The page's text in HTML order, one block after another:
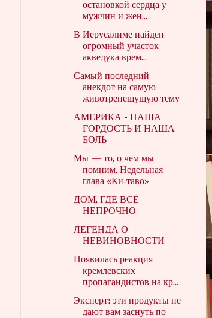
остановкой сердца у
мужчин и жен...
В Иерусалиме найден
огромный участок
акведука врем...
Самый последний
анекдот на самую
животрепещущую тему
АМЕРИКА - НАША
ГОРДОСТЬ И НАША
БОЛЬ
Мы — то, о чем мы
помним. Недельная
глава «Ки‑таво»
ДОМ, ГДЕ ВСЁ
НЕПРОЧНО
ЛЕГЕНДА О
НЕВИНОВНОСТИ
Появилась реакция
кремлевских
пропагандистов на кр...
Эксперт: эти продукты не
дают вам заснуть по